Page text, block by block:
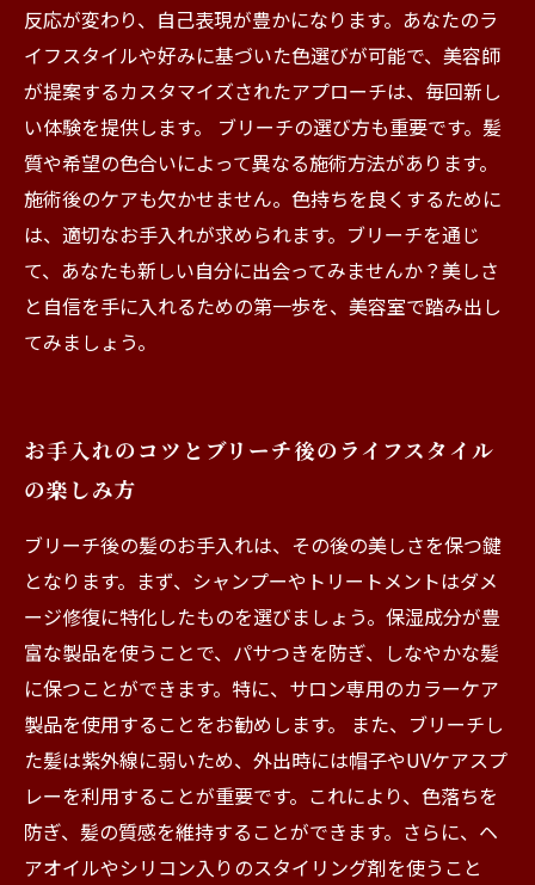
反応が変わり、自己表現が豊かになります。あなたのラ
イフスタイルや好みに基づいた色選びが可能で、美容師
が提案するカスタマイズされたアプローチは、毎回新し
い体験を提供します。 ブリーチの選び方も重要です。髪
質や希望の色合いによって異なる施術方法があります。
施術後のケアも欠かせません。色持ちを良くするために
は、適切なお手入れが求められます。ブリーチを通じ
て、あなたも新しい自分に出会ってみませんか？美しさ
と自信を手に入れるための第一歩を、美容室で踏み出し
てみましょう。
お手入れのコツとブリーチ後のライフスタイル
の楽しみ方
ブリーチ後の髪のお手入れは、その後の美しさを保つ鍵
となります。まず、シャンプーやトリートメントはダメ
ージ修復に特化したものを選びましょう。保湿成分が豊
富な製品を使うことで、パサつきを防ぎ、しなやかな髪
に保つことができます。特に、サロン専用のカラーケア
製品を使用することをお勧めします。 また、ブリーチし
た髪は紫外線に弱いため、外出時には帽子やUVケアスプ
レーを利用することが重要です。これにより、色落ちを
防ぎ、髪の質感を維持することができます。さらに、ヘ
アオイルやシリコン入りのスタイリング剤を使うこと